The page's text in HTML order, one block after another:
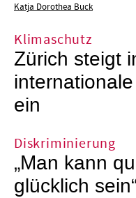
Katja Dorothea Buck
Klimaschutz
Zürich steigt
ein
Diskriminierung
„Man kann
glücklich